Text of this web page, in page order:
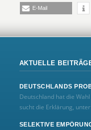
E-Mail
AKTUELLE
DEUTSCHLANDS
Deutschland hat die
sucht die Erklärung,
SELEKTIVE